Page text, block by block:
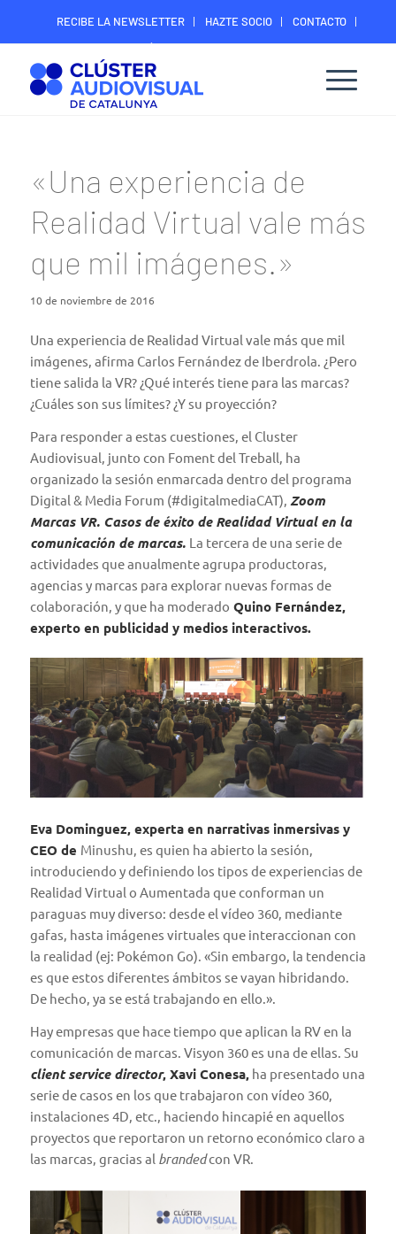
RECIBE LA NEWSLETTER HAZTE SOCIO
CONTACTO
ÁREA DIGITAL SOCIOS
«Una experiencia de
Realidad Virtual vale más
que mil imágenes.»
10 de noviembre de 2016
Una experiencia de Realidad Virtual vale más que mil
imágenes, afirma Carlos Fernández de Iberdrola. ¿Pero
tiene salida la VR? ¿Qué interés tiene para las marcas?
¿Cuáles son sus límites? ¿Y su proyección?
Para responder a estas cuestiones, el Cluster
Audiovisual, junto con Foment del Treball, ha
organizado la sesión enmarcada dentro del programa
Digital & Media Forum (#digitalmediaCAT), Zoom
Marcas VR. Casos de éxito de Realidad Virtual en la
comunicación de marcas. La tercera de una serie de
actividades que anualmente agrupa productoras,
agencias y marcas para explorar nuevas formas de
colaboración, y que ha moderado Quino Fernández,
experto en publicidad y medios interactivos.
Eva Dominguez, experta en narrativas inmersivas y
CEO de Minushu, es quien ha abierto la sesión,
introduciendo y definiendo los tipos de experiencias de
Realidad Virtual o Aumentada que conforman un
paraguas muy diverso: desde el vídeo 360, mediante
gafas, hasta imágenes virtuales que interaccionan con
la realidad (ej: Pokémon Go). «Sin embargo, la tendencia
es que estos diferentes ámbitos se vayan hibridando.
De hecho, ya se está trabajando en ello.».
Hay empresas que hace tiempo que aplican la RV en la
comunicación de marcas. Visyon 360es una de ellas. Su
client service director, Xavi Conesa, ha presentado una
serie de casos en los que trabajaron con vídeo 360,
instalaciones 4D, etc., haciendo hincapié en aquellos
proyectos que reportaron un retorno económico claro a
las marcas, gracias al brandedcon VR.